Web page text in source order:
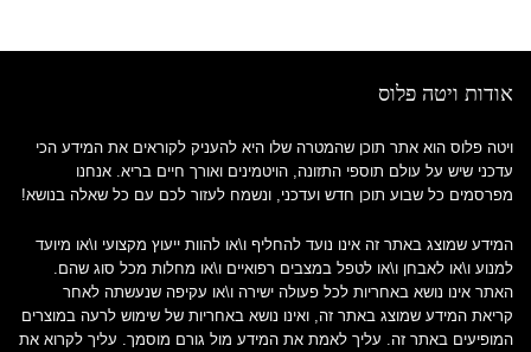
אודות ויטה פלוס
ויטה פלוס הוא אתר תוכן שהמטרה שלו היא להעניק לקוראים את המידע הכי
עדכני שיש על עולם תוספי התזונה, הויטמינים ואורך חיים בריא. אנחנו
מפרסמים כל שבוע תוכן חדש ועדכני, ונשמח לעזור לכם עם כל שאלה בנושא!
המידע שמוצג באתר זה אינו נועד להחליף ו\או להוות ייעוץ מקצועי ו\או מיועד
למנוע ו\או לאבחן ו\או לטפל במצבים רפואיים ו\או מחלות מכל סוג שהם.
האתר אינו נושא באחריות לכל פעולה ישירה ו\או עקיפה שנעשתה לאחר
קריאת המידע שמוצג באתר זה, ואינו נושא באחריות של שימוש לרעה במוצרים
המופיעים באתר זה. עליך לאמת את המידע מול גורם מוסמך. עליך לקרוא את